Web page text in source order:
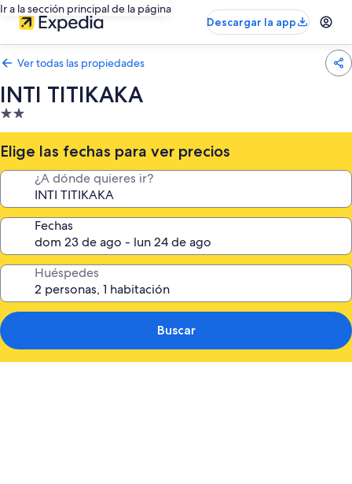
Ir a la sección principal de la página
Descargar la app
Ver todas las propiedades
INTI TITIKAKA
Propiedad
de
2.0
estrellas
Elige las fechas para ver precios
¿A dónde quieres ir?
Fechas
Huéspedes
Buscar